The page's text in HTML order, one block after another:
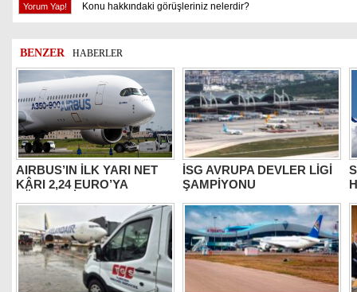
Konu hakkındaki görüşleriniz nelerdir?
BENZER HABERLER
AIRBUS’IN İLK YARI NET
KÂRI 2,24 EURO’YA
İSG AVRUPA DEVLER LİGİ
ŞAMPİYONU